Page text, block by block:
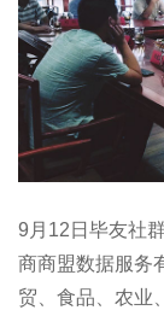
9月12日毕友社
商商盟数据服务
贸、食品、农业